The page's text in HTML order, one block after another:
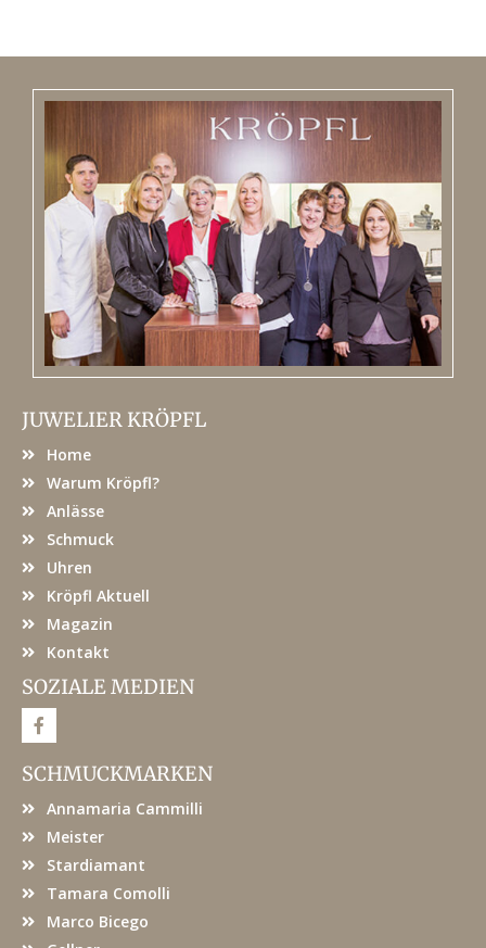
JUWELIER KRÖPFL
Home
Warum Kröpfl?
Anlässe
Schmuck
Uhren
Kröpfl Aktuell
Magazin
Kontakt
SOZIALE MEDIEN
F
a
e
b
o
SCHMUCKMARKEN
Annamaria Cammilli
Meister
Stardiamant
Tamara Comolli
Marco Bicego